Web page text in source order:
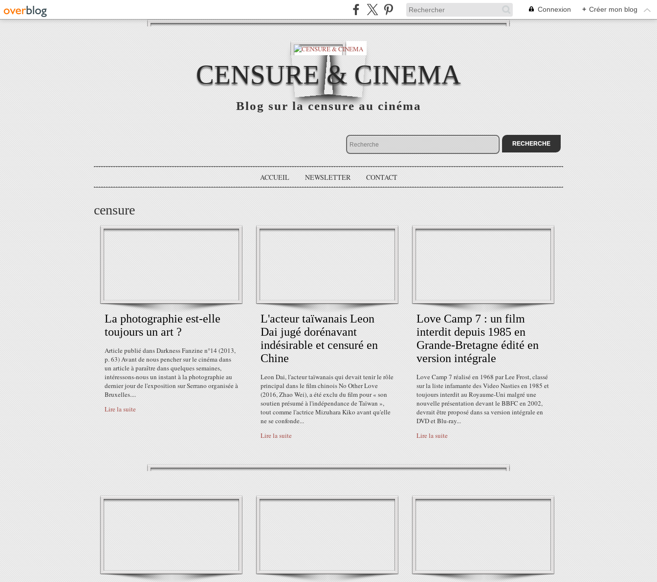
Connexion + Créer mon blog
CENSURE & CINEMA
Blog sur la censure au cinéma
ACCUEIL NEWSLETTER CONTACT
censure
La photographie est-elle
toujours un art ?
Article publié dans Darkness Fanzine n°14 (2013,
p. 63) Avant de nous pencher sur le cinéma dans
un article à paraître dans quelques semaines,
intéressons-nous un instant à la photographie au
dernier jour de l'exposition sur Serrano organisée à
Bruxelles....
Lire la suite
L'acteur taïwanais Leon
Dai jugé dorénavant
indésirable et censuré en
Chine
Leon Dai, l'acteur taïwanais qui devait tenir le rôle
principal dans le film chinois No Other Love
(2016, Zhao Wei), a été exclu du film pour « son
soutien présumé à l'indépendance de Taïwan »,
tout comme l'actrice Mizuhara Kiko avant qu'elle
ne se confonde...
Lire la suite
Love Camp 7 : un film
interdit depuis 1985 en
Grande-Bretagne édité en
version intégrale
Love Camp 7 réalisé en 1968 par Lee Frost, classé
sur la liste infamante des Video Nasties en 1985 et
toujours interdit au Royaume-Uni malgré une
nouvelle présentation devant le BBFC en 2002,
devrait être proposé dans sa version intégrale en
DVD et Blu-ray...
Lire la suite